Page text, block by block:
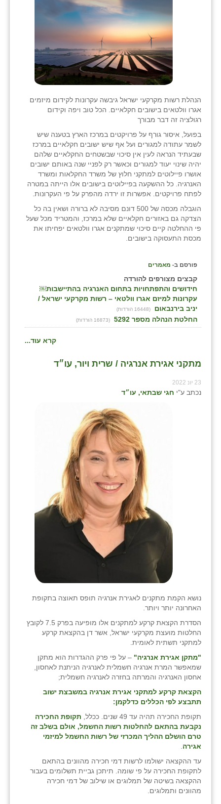
הנהלת רשות מקרקעי ישראל גיבשה עקרונות לקידום מיזמים
אגרו וולטאים בישובים חקלאיים. הכל טוב ויפה וקידום
רגולציה זה דבר מבורך
בפועל, איסור גורף על פרויקטים במרכז הארץ בטענה שיש
לשמר עתודה למגורים ועל אף שיש ישובים חקלאיים במרכז
שבעתיד הנראה לעין אין סיכוי שבשטחים החקלאיים שלהם
יהיה שינוי יעוד למגורים וכאשר רק לפניי שנה באותם ישובים
אושרו פיילוטים למתקני חלוץ של משרד החקלאות ומשרד
האנרגיה. כל ההשקעה בפיילוטים בישובים אלו הייתה במטרה
לפתח פרויקטים. אפשרות זו ירדה מהפרק על פי העקרונות.
הוגבלה מכסה של 500 דונם מסיבה לא ברורה ושאין בה כל
הצדקה גם באזורים חקלאיים שלא במרכז, והמטריד מכל שעל
פי ההחלטה קיים סיכוי שמתקנים אגרו וולטאים יפחיתו את
מכסת התעסוקה בישובים.
פורסם ב- מאמרים
קבצים מצורפים להורדה
חידושים והתפתחויות בתחום האנרגיה בהתיישבות￼
עקרונות למיזם אגרו וולטאי – רשות מקרקעי ישראל /
יניב בירנבאום
(16448 הורדות)
החלטת הנהלה מספר 5292 (16873 הורדות)
קרא עוד...
מתקני אגירת אנרגיה / שרית ויור, עו״ד
23 יונ 2022
נכתב ע"י חגי שבתאי, עו״ד
נושא הקמת מתקנים לאגירת אנרגיה תופס תאוצה בתקופת
האחרונה יותר ויותר.
הסדרת הקצאת קרקע למתקנים אלו מופיעה בפרק 7.5 לקובץ
החלטות מועצת מקרקעי ישראל, אשר דן בהקצאת קרקע
למתקני תשתית לאומית.
"מתקן אגירת אנרגיה" – על פי פרק ההגדרות הוא מתקן
שמאפשר המרת אנרגיה חשמלית לאנרגיה הניתנת לאחסון,
אחסון האנרגיה והמרתה בחזרה לאנרגיה חשמלית;
הקצאת קרקע למתקני אגירת אנרגיה במשבצת ישוב
תתבצע לפי הכללים כדלקמן:
תקופת החכירה תהיה עד 49 שנים. ככלל,
תקופת החכירה
נקבעת בהתאם להחלטות רשות החשמל, אולם בשלב זה
טרם הושלם ההליך המכרזי של רשות החשמל למיזמי
אגירה.
עד ההקצאה ישולמו לרשות דמי חכירה מהוונים בהתאם
לתקופת החכירה על פי שומה. תיתכן גביית תשלומים בעבור
ההקצאה בשיטה של תמלוגים או שילוב של דמי חכירה
מהוונים ותמלוגים.
ֿגבעת שפירא
גן השומרון
גני עם
גני יהודה
גנות
ורד יריחו
דקל
זוהר
חמרה
חרב לאת
יבול (מורג)
כליל
יד השמונה
כפר סבא (אגרא)
מכורה
מנחמיה
נאות הכיכר
נווה אטי״ב
ניר צבי
עין חצבה
עין תמר
עמרים
קורנית